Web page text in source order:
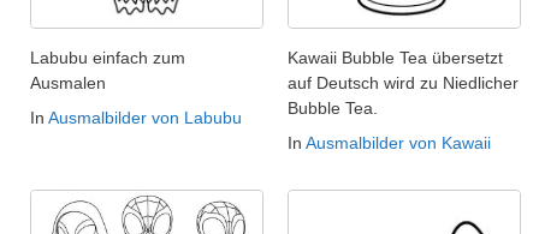
Labubu einfach zum
Ausmalen
In Ausmalbilder von Labubu
Kawaii Bubble Tea übersetzt
auf Deutsch wird zu Niedlicher
Bubble Tea.
In Ausmalbilder von Kawaii